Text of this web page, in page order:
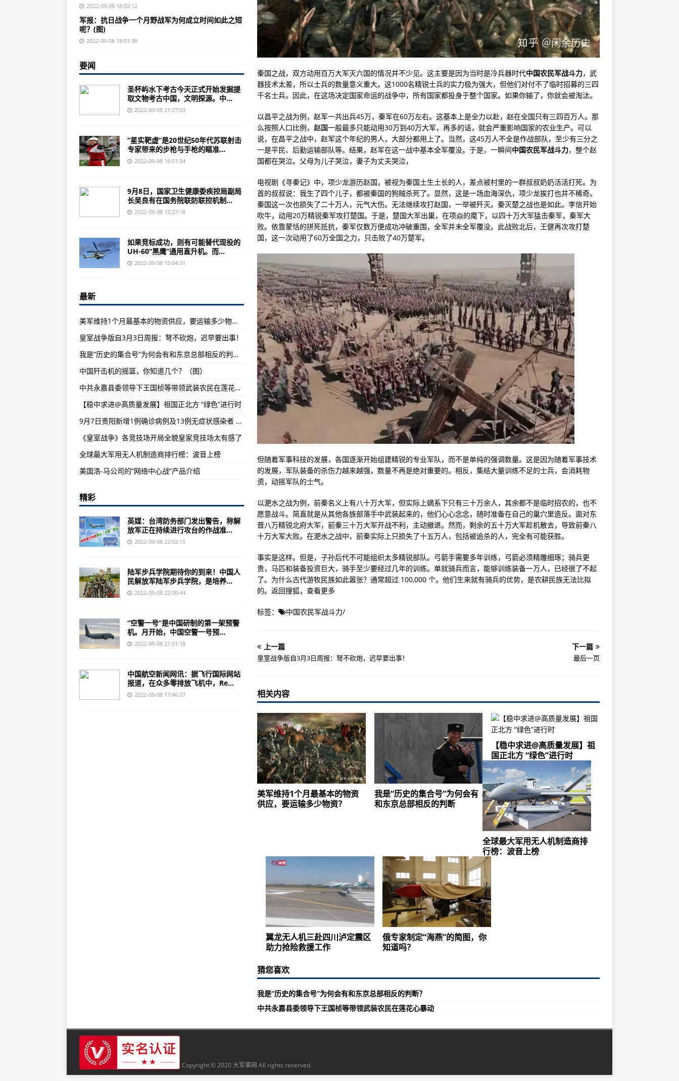
坦克世界闪击战国服12月21日安卓公测科技树首度揭秘
歼8Ⅱ战斗机发展初期，航空电子系统是一大瓶颈这几天
省军区和省级军区的司令员都是正军职少将？(图)
伊朗要采购苏-35S型战斗机歼-10和俄罗斯战机相比之下
空军特种部队地狱周曝光 中暑、脑震荡、肌肉撕裂和肺部感染在BUD/S很常见
印度为什么偏偏对摩托车表演情有独钟？答案是这样的！
歼-10运用空射火箭弹对陆地目标进行攻击是否显得有些“古董”？
歼8Ⅱ战斗机发展初期，航空电子系统是一大瓶颈这几天
美国枪支暴力顽疾难除 恐惧感笼罩开学季
首批歼-6战斗机交付中国空军使用，单座单座、夺取前线局部制空权
歼-20隐身战斗机和歼16重型战斗机混合演练远超以往
2016年10月6日武警反恐特战力量聚焦新时代使命任务
说实在话，在中国战略军力面前，早就没有什么秘密可言
乌克兰空军航空队苏35多用途会挂在KH31P反辐射导弹
“里根”号7月30日至日至.挖掘解密全球最新军武动态
无缘航展：如何用AR步枪识别俄罗斯间谍拉机柄
美国洛-马公司的“网络中心战”产品介绍
和平精英首次加入载具皮肤之前，刺激战场国际服！
B-29轰炸机：波音747一经的历史上的今天
【光明艺评】推动文化遗产“活起来、亮起来、传起来”
云南瑞丽市定期区域核酸检测检出1名初筛阳性人员
济南通报5起享乐主义、奢靡之风问题
美军维持1个月最基本的物资供应，要运输多少物资？
皇室战争版自3月3日周报：弩不砍炮，迟早要出事！
秦国之战，双方动用百万大军灭六国的情况并不少见。这主要是因为当时是冷兵器时代中国农民军战斗力，武
器技术太差，所以士兵的数量意义重大。这1000名精锐士兵的实力极为强大，但他们对付不了临时招募的三四
千名士兵。因此，在这场决定国家命运的战争中，所有国家都投身于整个国家。如果你输了，你就会被淘汰。
以昌平之战为例，赵军一共出兵45万，秦军在60万左右。这基本上是全力以赴，赵在全国只有三四百万人。那
么按照人口比例， 赵国一般最多只能动用30万到40万大军，再多的话，就会严重影响国家的农业生产。可以
说，在昌平之战中，赵军这个年纪的男人，大部分都用上了。当然，这45万人不全是作战部队，至少有三分之
一是平民、后勤运输部队等。结果，赵军在这一战中基本全军覆没。于是，一瞬间中国农民军战斗力，整个赵
国都在哭泣。父母为儿子哭泣，妻子为丈夫哭泣，
电视剧《寻秦记》中，项少龙游历赵国，被视为秦国土生土长的人，差点被村里的一群叔叔奶奶活活打死。为
首的叔叔说：我生了四个儿子，都被秦国的狗贼杀死了。显然，这是一场血海深仇，项少龙挨打也并不稀奇。
秦国这一次也损失了二十万人，元气大伤。无法继续攻打赵国，一举被歼灭。秦灭楚之战也是如此。李信开始
吹牛，动用20万精锐秦军攻打楚国。于是，楚国大军出巢，在项焱的麾下，以四十万大军猛击秦军，秦军大
败。依靠蒙恬的拼死抵抗，秦军仅数万便成功冲破重围，全军并未全军覆没。此战败北后，王健再次攻打楚
国，这一次动用了60万全国之力，只击败了40万楚军。
但随着军事科技的发展，各国逐渐开始组建精锐的专业军队，而不是单纯的强调数量。这是因为随着军事技术
的发展，军队装备的杀伤力越来越强，数量不再是绝对重要的。相反，集结大量训练不足的士兵，会消耗物
资，动摇军队的士气。
以淝水之战为例，前秦名义上有八十万大军，但实际上嫡系下只有三十万余人，其余都不是临时招农的，也不
愿意战斗。简直就是从其他各族部落手中武装起来的，他们心心念念，随时准备在自己的巢穴里造反。面对东
晋八万精锐北府大军，前秦三十万大军开战不利，主动撤退。然而，剩余的五十万大军趁机散去，导致前秦八
十万大军大败。在淝水之战中，前秦实际上只损失了十五万人，包括被追杀的人，完全有可能获胜。
事实是这样。但是，子孙后代不可能组织太多精锐部队。弓箭手需要多年训练，弓箭必须精雕细琢；骑兵更
贵，马匹和装备投资巨大，骑手至少要经过几年的训练。单就骑兵而言，能够训练装备一万人，已经很了不起
了。为什么古代游牧民族如此嚣张？通常超过 100,000 个。他们生来就有骑兵的优势，是农耕民族无法比拟
的。返回搜狐，查看更多
标签： 中国农民军战斗力/
上一篇
皇室战争版自3月3日周报：弩不砍炮，迟早要出事！
下一篇
最后一页
相关内容
美军维持1个月最基本的物资
供应，要运输多少物资？
我是“历史的集合号”为何会有
和东京总部相反的判断
【稳中求进@高质量发展】祖
国正北方 “绿色”进行时
全球最大军用无人机制造商排
行榜：波音上榜
翼龙无人机三赴四川泸定震区
助力抢险救援工作
俄专家制定“海燕”的简图，你
知道吗？
猜您喜欢
我是“历史的集合号”为何会有和东京总部相反的判断？
中共永嘉县委领导下王国桢等带领武装农民在莲花心暴动
2022-09-08 18:02:12
军报：抗日战争一个月野战军为何成立时间如此之短
呢？(图)
2022-09-08 18:01:38
要闻
圣杯屿水下考古今天正式开始发掘提
取文物考古中国，文明探源。中...
2022-09-08 21:27:03
“星实靶虚”是20世纪50年代苏联射击
专家带来的步枪与手枪的瞄准...
2022-09-08 16:01:34
9月8日，国家卫生健康委疾控局副局
长吴良有在国务院联防联控机制...
2022-09-08 15:27:16
如果竞标成功，则有可能替代现役的
UH-60“黑鹰”通用直升机。而...
2022-09-08 15:04:31
最新
美军维持1个月最基本的物资供应，要运输多少物资？
皇室战争版自3月3日周报：弩不砍炮，迟早要出事！
我是“历史的集合号”为何会有和东京总部相反的判断？
中国歼击机的摇篮，你知道几个？（图）
中共永嘉县委领导下王国桢等带领武装农民在莲花心暴动
【稳中求进@高质量发展】祖国正北方 “绿色”进行时
9月7日贵阳新增1例确诊病例及13例无症状感染者 详情公布
《皇室战争》各竞技场开局全貌皇家竞技场太有感了
全球最大军用无人机制造商排行榜：波音上榜
美国洛-马公司的“网络中心战”产品介绍
精彩
英媒：台湾防务部门发出警告，称解
放军正在持续进行攻台的作战准...
2022-09-08 22:02:15
陆军步兵学院期待你的到来！中国人
民解放军陆军步兵学院，是培养...
2022-09-08 22:00:44
“空警一号”是中国研制的第一架预警
机。月开始，中国空警一号预...
2022-09-08 21:01:18
中国航空新闻网讯：据飞行国际网站
报道，在众多零排放飞机中，Re...
2022-09-08 17:46:27
Copyright © 2020 大军事网 All rights reserved.